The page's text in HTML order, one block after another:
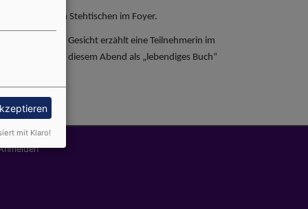
an den Stehtischen im Foyer.
Mit strahlendem Gesicht erzählt eine Teilnehmerin im
die selbst an diesem Abend als „lebendiges Buch“
mit Klaro!